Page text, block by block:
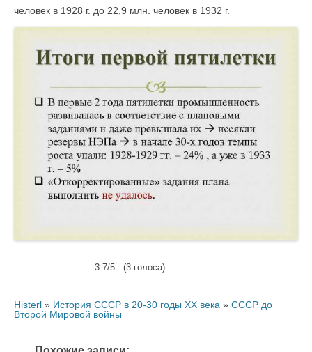
человек в 1928 г. до 22,9 млн. человек в 1932 г.
3.7/5 - (3 голоса)
Histerl » История СССР в 20-30 годы ХХ века » СССР до
Второй Мировой войны